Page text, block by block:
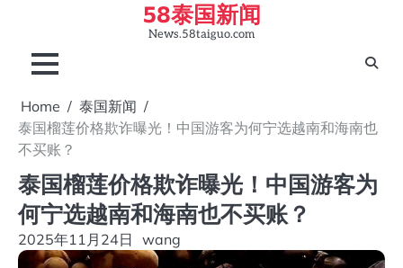
content
58泰国新闻
News.58taiguo.com
Home
泰国新闻
泰国榴莲价格欺诈曝光！中国游客为何宁选越南和海南也
不买账？
泰国榴莲价格欺诈曝光！中国游客为
何宁选越南和海南也不买账？
2025年11月24日 wang